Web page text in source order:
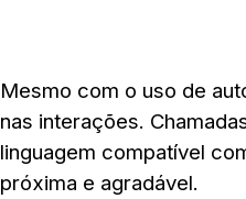
Mesmo com o uso de
nas interações.
linguagem compatível
próxima e agradável.